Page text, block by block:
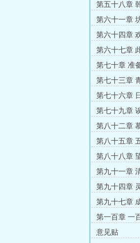
第五十八章
第六十一章
第六十四章
第六十七章
第七十章 准
第七十三章
第七十六章
第七十九章
第八十二章
第八十五章
第八十八章
第九十一章
第九十四章
第九十七章
第一百章 一
意见贴